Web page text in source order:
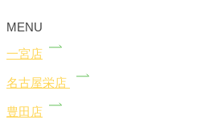
MENU
一宮店
名古屋栄店
豊田店